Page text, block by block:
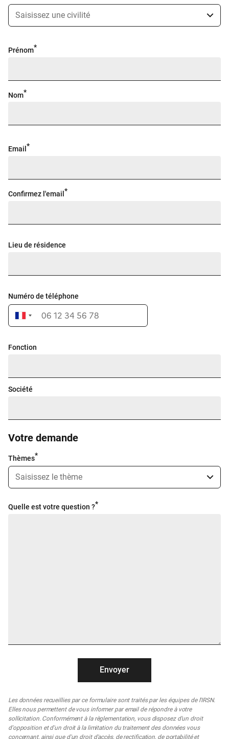
Prénom
Nom
Email
Confirmez l'email
Lieu de résidence
Numéro de téléphone
Fonction
Société
Votre demande
Thèmes
Quelle est votre question ?
Les données recueillies par ce formulaire sont traités par les équipes de l'IRSN.
Elles nous permettent de vous informer par email de répondre à votre
sollicitation. Conformément à la règlementation, vous disposez d'un droit
d'opposition et d'un droit à la limitation du traitement des données vous
concernant, ainsi que d'un droit d'accès, de rectification, de portabilité et